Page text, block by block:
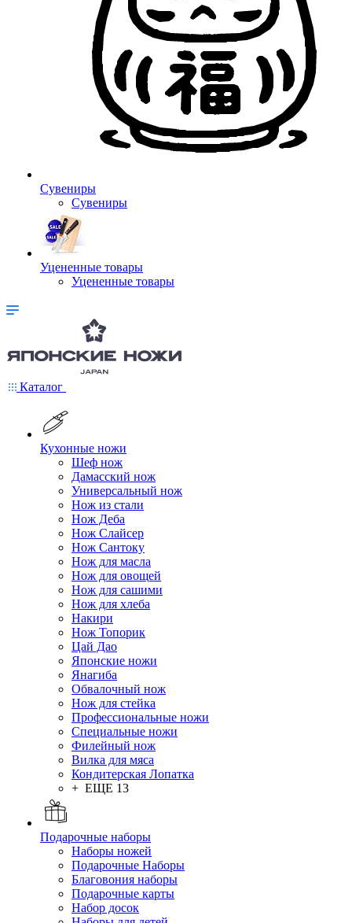
Сувениры
Сувениры
Уцененные товары
Уцененные товары
Каталог
Кухонные ножи
Шеф нож
Дамасский нож
Универсальный нож
Нож из стали
Нож Деба
Нож Слайсер
Нож Сантоку
Нож для масла
Нож для овощей
Нож для сашими
Нож для хлеба
Накири
Нож Топорик
Цай Дао
Японские ножи
Янагиба
Обвалочный нож
Нож для стейка
Профессиональные ножи
Специальные ножи
Филейный нож
Вилка для мяса
Кондитерская Лопатка
+ ЕЩЕ 13
Подарочные наборы
Наборы ножей
Подарочные Наборы
Благовония наборы
Подарочные карты
Набор досок